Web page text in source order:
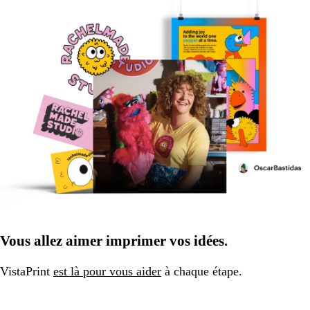
Vous allez aimer imprimer vos idées.
VistaPrint est là pour vous aider à chaque étape.